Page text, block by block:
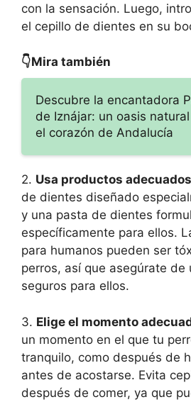
con la sensación. Luego,
el cepillo de dientes en su
👇Mira también
Descubre la encantadora
de Iznájar: un oasis
el corazón de Andalucía
2. Usa productos
de dientes diseñado
y una pasta de dientes
específicamente para ellos.
para humanos pueden ser
perros, así que asegúrate de
seguros para ellos.
3. Elige el momento
un momento en el que tu
tranquilo, como después de
antes de acostarse. Evita
después de comer, ya que